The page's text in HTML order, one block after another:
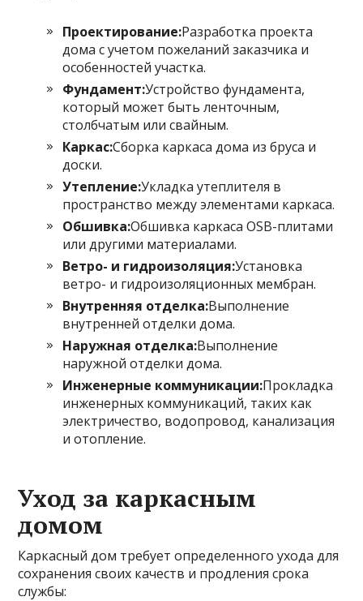
Проектирование:Разработка проекта
дома с учетом пожеланий заказчика и
особенностей участка.
Фундамент:Устройство фундамента,
который может быть ленточным,
столбчатым или свайным.
Каркас:Сборка каркаса дома из бруса и
доски.
Утепление:Укладка утеплителя в
пространство между элементами каркаса.
Обшивка:Обшивка каркаса OSB-плитами
или другими материалами.
Ветро- и гидроизоляция:Установка
ветро- и гидроизоляционных мембран.
Внутренняя отделка:Выполнение
внутренней отделки дома.
Наружная отделка:Выполнение
наружной отделки дома.
Инженерные коммуникации:Прокладка
инженерных коммуникаций, таких как
электричество, водопровод, канализация
и отопление.
Уход за каркасным
домом
Каркасный дом требует определенного ухода для
сохранения своих качеств и продления срока
службы: